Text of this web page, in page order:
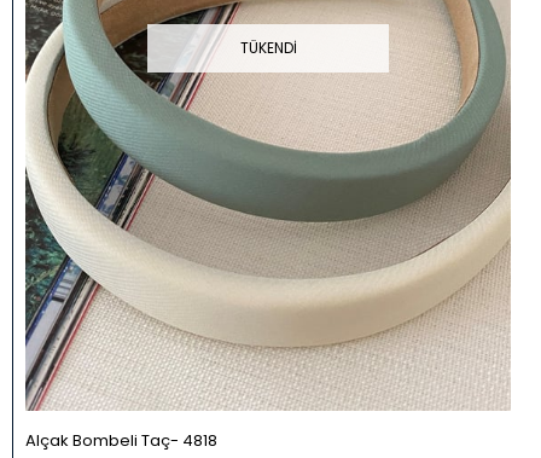
TÜKENDI
Alçak Bombeli Taç 4818